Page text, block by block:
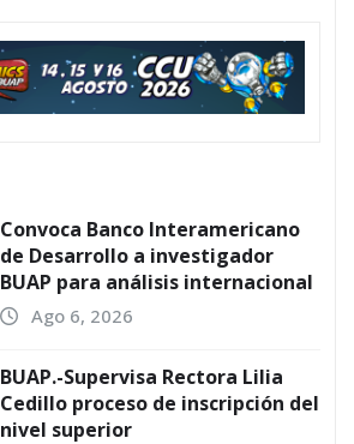
Convoca Banco Interamericano
de Desarrollo a investigador
BUAP para análisis internacional
Ago 6, 2026
BUAP.-Supervisa Rectora Lilia
Cedillo proceso de inscripción del
nivel superior